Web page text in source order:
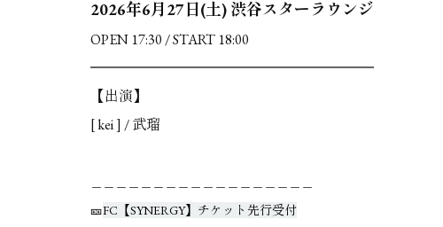
2026年6月27日(土) 渋谷スターラウンジ
OPEN 17:30 / START 18:00
━━━━━━━━━━━━━━━━━━━━
【出演】
[ kei ] / 武瑠
🎫FC【SYNERGY】チケット先行受付